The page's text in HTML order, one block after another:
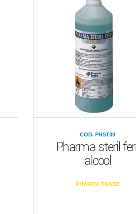
COD. PHST00
Pharma steril
alcool
PHARMA TRADE